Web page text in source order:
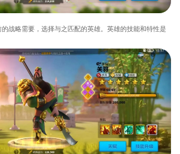
战略需要，选择与之匹配的英雄。英雄的技能和特性是